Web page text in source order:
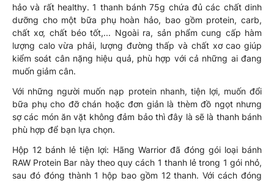
hảo và rất healthy. 1 thanh bánh 75g chứa đủ các chất dinh
dưỡng cho một bữa phụ hoàn hảo, bao gồm protein, carb,
chất xơ, chất béo tốt,... Ngoài ra, sản phẩm cung cấp hàm
lượng calo vừa phải, lượng đường thấp và chất xơ cao giúp
kiểm soát cân nặng hiệu quả, phù hợp với cả những ai đang
muốn giảm cân.
Với những người muốn nạp protein nhanh, tiện lợi, muốn đổi
bữa phụ cho đỡ chán hoặc đơn giản là thèm đồ ngọt nhưng
sợ các món ăn vặt không đảm bảo thì đây là sẽ là thanh bánh
phù hợp để bạn lựa chọn.
Hộp 12 bánh lẻ tiện lợi: Hãng Warrior đã đóng gói loại bánh
RAW Protein Bar này theo quy cách 1 thanh lẻ trong 1 gói nhỏ,
sau đó đóng thành 1 hộp bao gồm 12 thanh. Với cách đóng